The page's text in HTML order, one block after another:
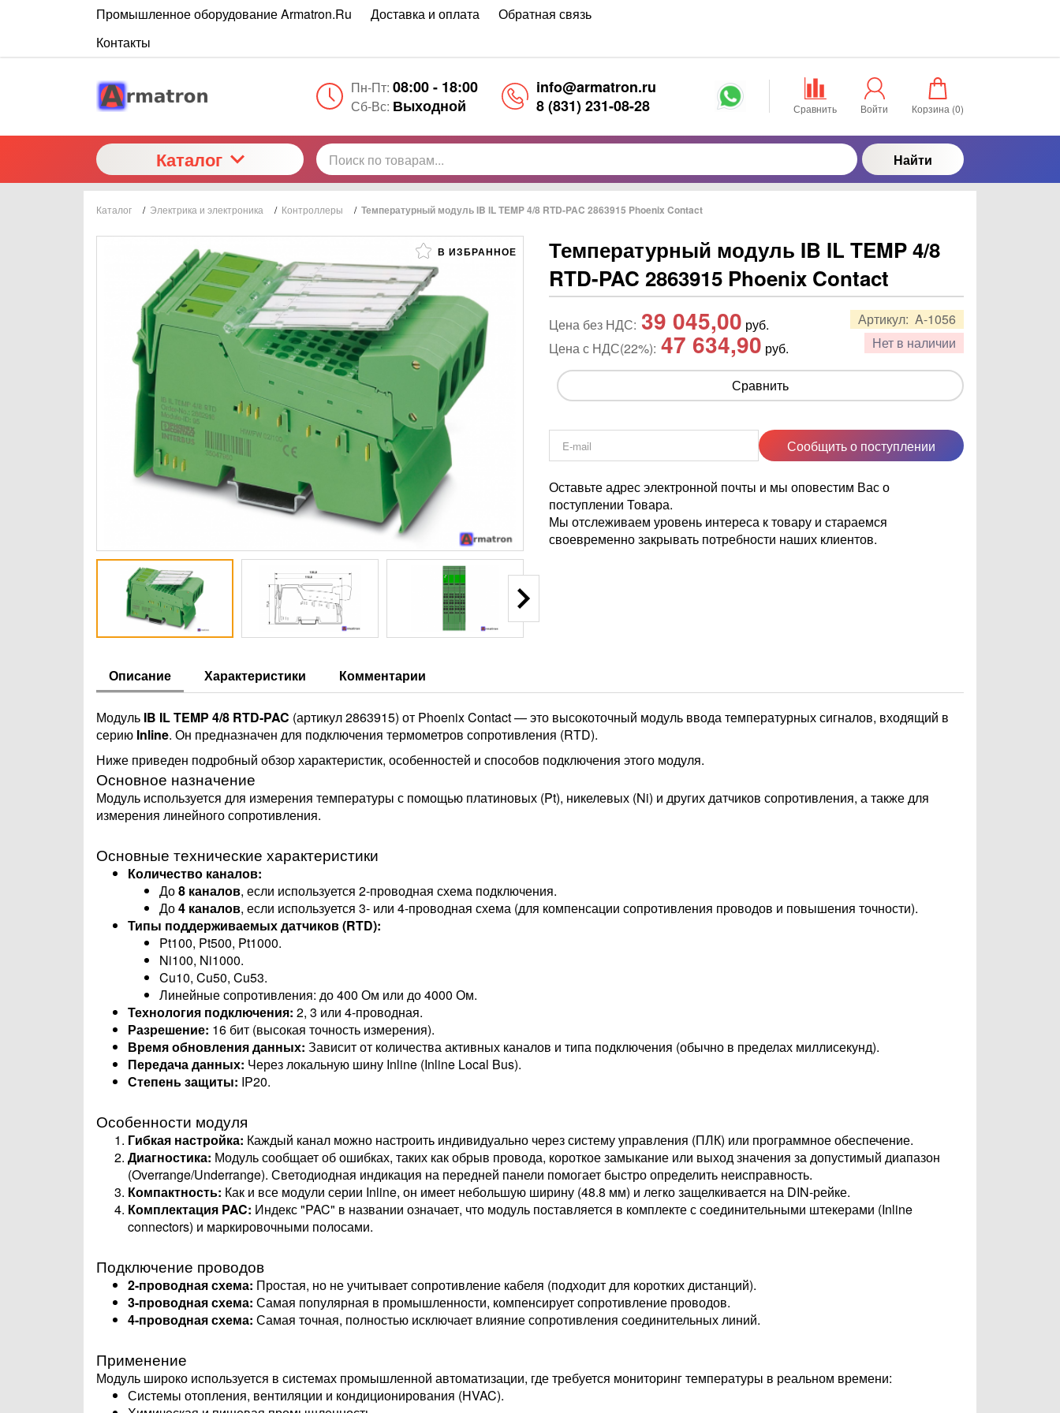
Промышленное оборудование Armatron.Ru Доставка и оплата
Обратная связь
Контакты
Пн-Пт: 08:00 - 18:00
Сб-Вс: Выходной
info@armatron.ru
8 (831) 231-08-28
Сравнить Войти Корзина (0)
Каталог Найти
Каталог / Электрика и электроника / Контроллеры / Температурный модуль IB IL TEMP 4/8 RTD-PAC 2863915 Phoenix Contact
В ИЗБРАННОЕ
Температурный модуль IB IL TEMP 4/8
RTD-PAC 2863915 Phoenix Contact
Артикул: A-1056
Нет в наличии
Цена без НДС: 39 045,00 руб.
Цена с НДС(22%): 47 634,90 руб.
Сравнить
Сообщить о поступлении
Оставьте адрес электронной почты и мы оповестим Вас о
поступлении Товара.
Мы отслеживаем уровень интереса к товару и стараемся
своевременно закрывать потребности наших клиентов.
Описание Характеристики Комментарии
Модуль IB IL TEMP 4/8 RTD-PAC (артикул 2863915) от Phoenix Contact — это высокоточный модуль ввода температурных сигналов, входящий в
серию Inline. Он предназначен для подключения термометров сопротивления (RTD).
Ниже приведен подробный обзор характеристик, особенностей и способов подключения этого модуля.
Основное назначение
Модуль используется для измерения температуры с помощью платиновых (Pt), никелевых (Ni) и других датчиков сопротивления, а также для
измерения линейного сопротивления.
Основные технические характеристики
Количество каналов:
До8 каналов, если используется 2-проводная схема подключения.
До4 каналов, если используется 3- или 4-проводная схема (для компенсации сопротивления проводов и повышения точности).
Типы поддерживаемых датчиков (RTD):
Pt100, Pt500, Pt1000.
Ni100, Ni1000.
Cu10, Cu50, Cu53.
Линейные сопротивления: до 400 Ом или до 4000 Ом.
Технология подключения: 2, 3 или 4-проводная.
Разрешение: 16 бит (высокая точность измерения).
Время обновления данных: Зависит от количества активных каналов и типа подключения (обычно в пределах миллисекунд).
Передача данных: Через локальную шину Inline (Inline Local Bus).
Степень защиты: IP20.
Особенности модуля
Гибкая настройка: Каждый канал можно настроить индивидуально через систему управления (ПЛК) или программное обеспечение.
Диагностика: Модуль сообщает об ошибках, таких как обрыв провода, короткое замыкание или выход значения за допустимый диапазон
(Overrange/Underrange). Светодиодная индикация на передней панели помогает быстро определить неисправность.
Компактность: Как и все модули серии Inline, он имеет небольшую ширину (48.8 мм) и легко защелкивается на DIN-рейке.
Комплектация PAC: Индекс "PAC" в названии означает, что модуль поставляется в комплекте с соединительными штекерами (Inline
connectors) и маркировочными полосами.
Подключение проводов
2-проводная схема: Простая, но не учитывает сопротивление кабеля (подходит для коротких дистанций).
3-проводная схема: Самая популярная в промышленности, компенсирует сопротивление проводов.
4-проводная схема: Самая точная, полностью исключает влияние сопротивления соединительных линий.
Применение
Модуль широко используется в системах промышленной автоматизации, где требуется мониторинг температуры в реальном времени:
Системы отопления, вентиляции и кондиционирования (HVAC).